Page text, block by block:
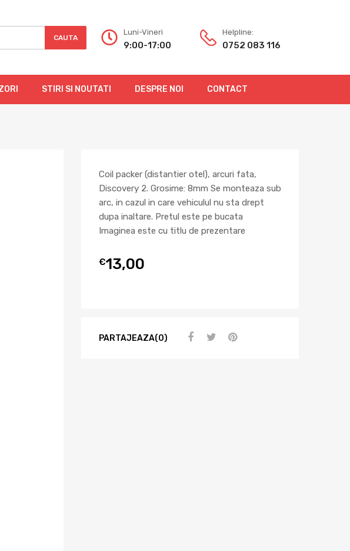
CAUTA
Luni-Vineri
9:00-17:00
Helpline:
0752 083 116
STIRI SI NOUTATI DESPRE NOI CONTACT
Coil packer (distantier otel), arcuri fata,
Discovery 2. Grosime: 8mm Se monteaza sub
arc, in cazul in care vehiculul nu sta drept
dupa inaltare. Pretul este pe bucata
Imaginea este cu titlu de prezentare
€13,00
PARTAJEAZA(0)